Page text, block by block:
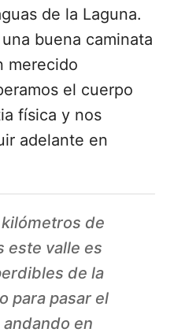
de la Laguna.
buena caminata
merecido
el cuerpo
física y nos
adelante en
de
este valle es
de la
para pasar el
en